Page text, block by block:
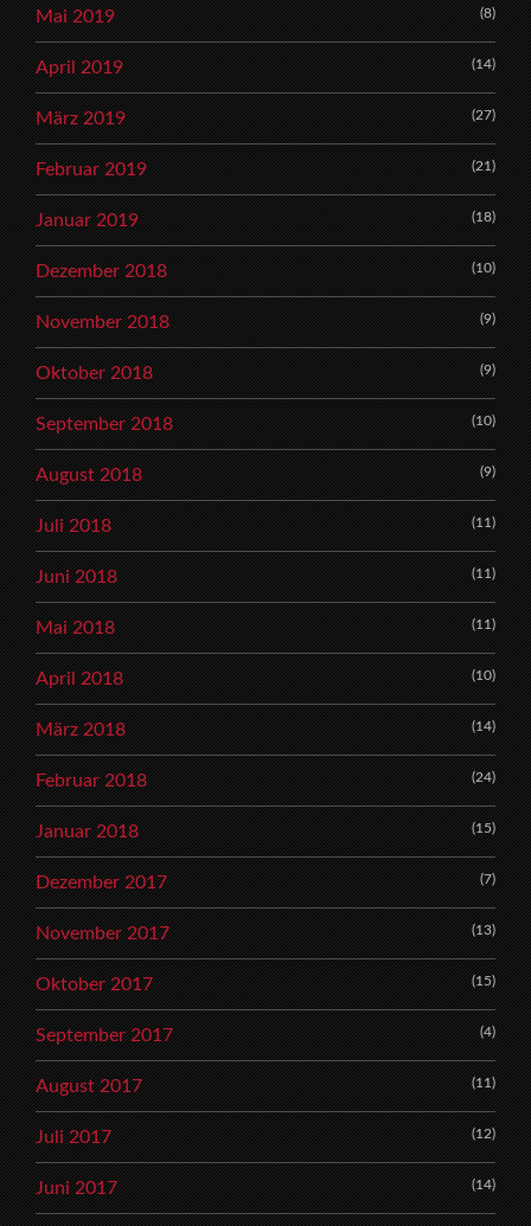
Mai 2019 (8)
April 2019 (14)
März 2019 (27)
Februar 2019 (21)
Januar 2019 (18)
Dezember 2018 (10)
November 2018 (9)
Oktober 2018 (9)
September 2018 (10)
August 2018 (9)
Juli 2018 (11)
Juni 2018 (11)
Mai 2018 (11)
April 2018 (10)
März 2018 (14)
Februar 2018 (24)
Januar 2018 (15)
Dezember 2017 (7)
November 2017 (13)
Oktober 2017 (15)
September 2017 (4)
August 2017 (11)
Juli 2017 (12)
Juni 2017 (14)